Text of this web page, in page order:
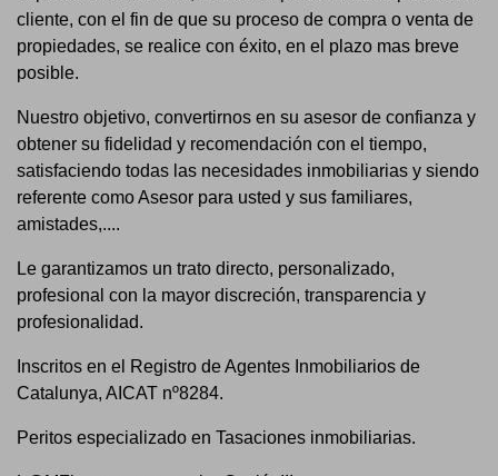
cliente, con el fin de que su proceso de compra o venta de
propiedades, se realice con éxito, en el plazo mas breve
posible.
Nuestro objetivo, convertirnos en su asesor de confianza y
obtener su fidelidad y recomendación con el tiempo,
satisfaciendo todas las necesidades inmobiliarias y siendo
referente como Asesor para usted y sus familiares,
amistades,....
Le garantizamos un trato directo, personalizado,
profesional con la mayor discreción, transparencia y
profesionalidad.
Inscritos en el Registro de Agentes Inmobiliarios de
Catalunya, AICAT nº8284.
Peritos especializado en Tasaciones inmobiliarias.